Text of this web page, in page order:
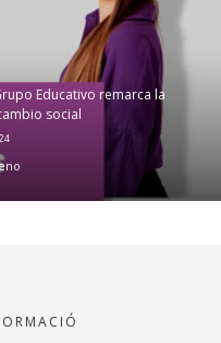
Educativo remarca la
social